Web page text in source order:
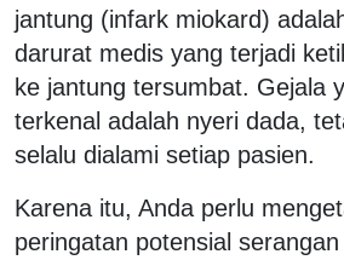
jantung (infark miokard)
darurat medis yang terjadi
ke jantung tersumbat. Gejala
terkenal adalah nyeri dada,
selalu dialami setiap pasien.
Karena itu, Anda perlu
peringatan potensial